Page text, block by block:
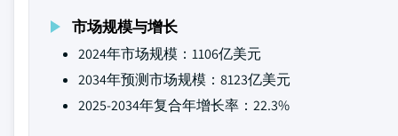
市场规模与增长
2024年市场规模：1106亿美元
2034年预测市场规模：8123亿美元
2025-2034年复合年增长率：22.3%